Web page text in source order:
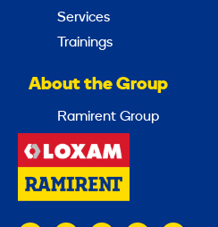
Services
Trainings
About the Group
Ramirent Group